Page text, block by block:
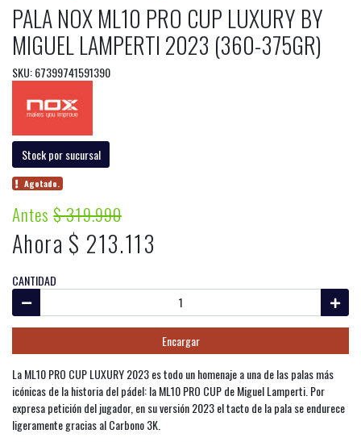
PALA NOX ML10 PRO CUP LUXURY BY
MIGUEL LAMPERTI 2023 (360-375GR)
SKU: 67399741591390
Stock por sucursal
Agotado.
Antes$ 319.990
Ahora $ 213.113
CANTIDAD
Encargar
La ML10 PRO CUP LUXURY 2023 es todo un homenaje a una de las palas más
icónicas de la historia del pádel: la ML10 PRO CUP de Miguel Lamperti. Por
expresa petición del jugador, en su versión 2023 el tacto de la pala se endurece
ligeramente gracias al Carbono 3K.